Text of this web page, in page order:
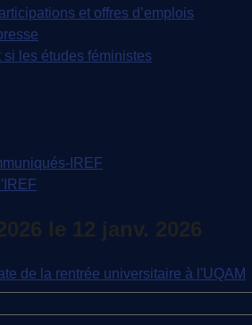
et offres d’emplois
si les études féministes
le 12 janv. 2026